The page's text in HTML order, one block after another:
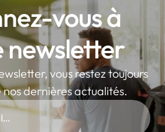
vous à
newsletter
vous restez toujours
dernières actualités.